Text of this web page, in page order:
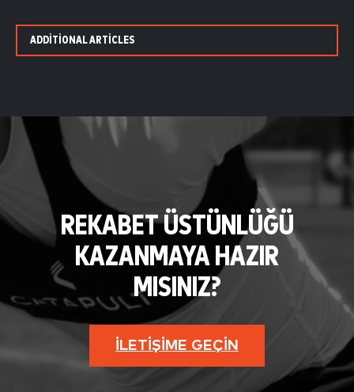
ADDITIONAL ARTICLES
REKABET ÜSTÜNLÜĞÜ
KAZANMAYA HAZIR
MISINIZ?
İLETIŞIME GEÇIN